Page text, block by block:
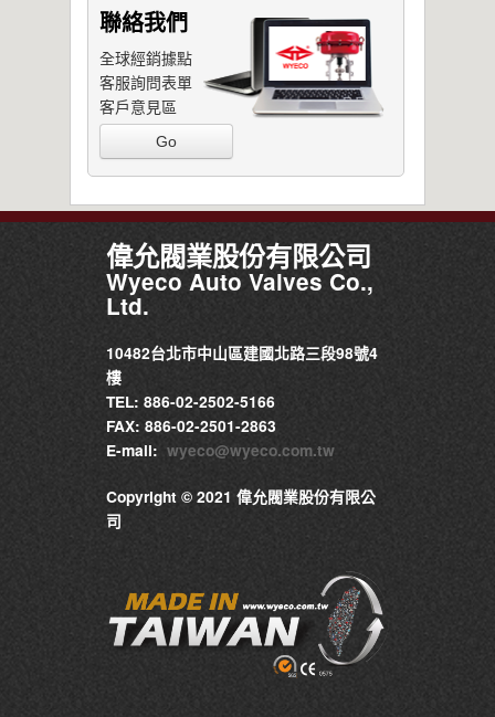
聯絡我們
全球經銷據點
客服詢問表單
客戶意見區
Go
偉允閥業股份有限公司
Wyeco Auto Valves Co.,
Ltd.
10482台北市中山區建國北路三段98號4
樓
TEL: 886-02-2502-5166
FAX: 886-02-2501-2863
E-mail: wyeco@wyeco.com.tw
Copyright © 2021 偉允閥業股份有限公
司